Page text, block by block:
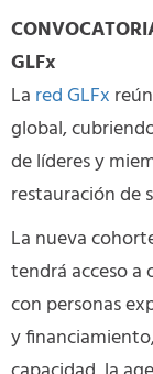
GLFx
La red GLFx
global,
de líderes y
restauración de
La nueva
tendrá acceso a
con personas
y